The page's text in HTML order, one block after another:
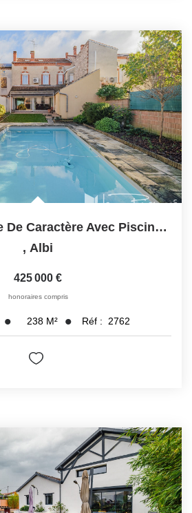
Maison Familiale De Caractère Avec Piscine, Volumes...
, Albi
425 000 €
honoraires compris
238 M² Réf : 2762